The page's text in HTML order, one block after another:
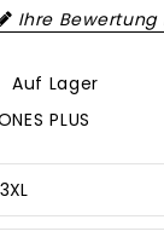
Ihre
Auf Lager
PLUS